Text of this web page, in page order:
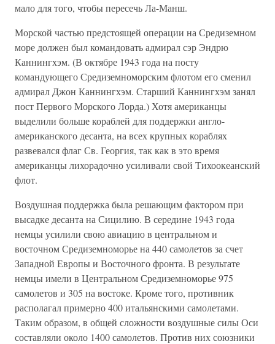
мало для того, чтобы пересечь Ла-Манш.
Морской частью предстоящей операции на Средиземном
море должен был командовать адмирал сэр Эндрю
Каннингхэм. (В октябре 1943 года на посту
командующего Средиземноморским флотом его сменил
адмирал Джон Каннингхэм. Старший Каннингхэм занял
пост Первого Морского Лорда.) Хотя американцы
выделили больше кораблей для поддержки англо-
американского десанта, на всех крупных кораблях
развевался флаг Св. Георгия, так как в это время
американцы лихорадочно усиливали свой Тихоокеанский
флот.
Воздушная поддержка была решающим фактором при
высадке десанта на Сицилию. В середине 1943 года
немцы усилили свою авиацию в центральном и
восточном Средиземноморье на 440 самолетов за счет
Западной Европы и Восточного фронта. В результате
немцы имели в Центральном Средиземноморье 975
самолетов и 305 на востоке. Кроме того, противник
располагал примерно 400 итальянскими самолетами.
Таким образом, в общей сложности воздушные силы Оси
составляли около 1400 самолетов. Против них союзники